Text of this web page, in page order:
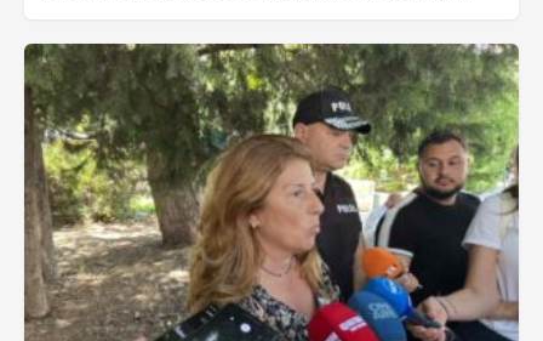
цистерни с нафта излязоха от...